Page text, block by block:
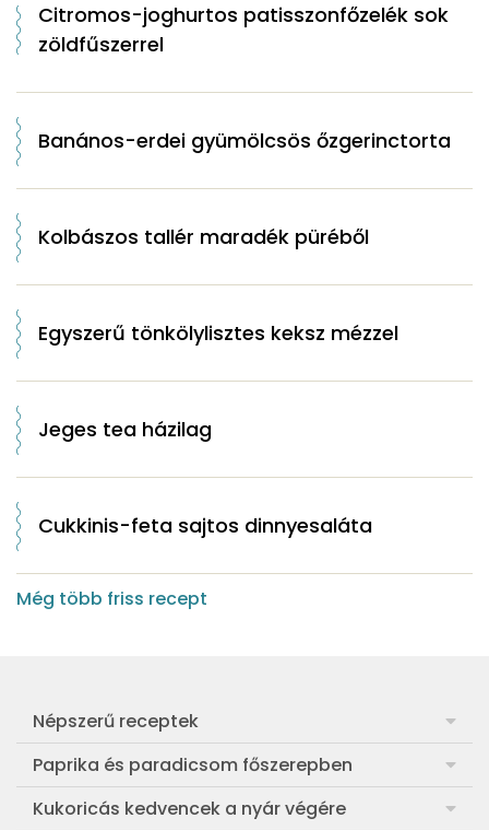
Citromos-joghurtos patisszonfőzelék sok
zöldfűszerrel
Banános-erdei gyümölcsös őzgerinctorta
Kolbászos tallér maradék püréből
Egyszerű tönkölylisztes keksz mézzel
Jeges tea házilag
Cukkinis-feta sajtos dinnyesaláta
Még több friss recept
Népszerű receptek
Frankfurti leves
Egyszerű muffin
Paprika és paradicsom főszerepben
Pan con Tomate
Kukoricás kedvencek a nyár végére